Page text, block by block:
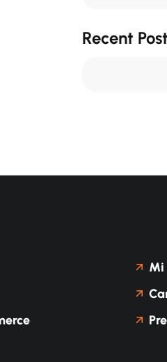
Recent
Mi